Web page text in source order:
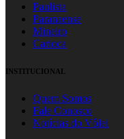
Paulista
Paranaense
Mineiro
Carioca
INSTITUCIONAL
Quem Somos
Fale Conosco
Notícias do Vôlei